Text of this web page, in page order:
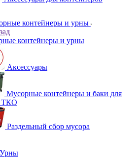
контейнеры и урны
контейнеры и урны
Аксессуары
Мусорные контейнеры и баки для
ТКО
Раздельный сбор мусора
Урны